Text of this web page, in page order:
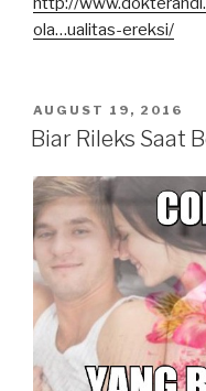
ola…ualitas-ereksi/
POSTED
ON
AUGUST 19, 2016
Biar Rileks Saat